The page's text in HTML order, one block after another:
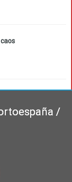
/